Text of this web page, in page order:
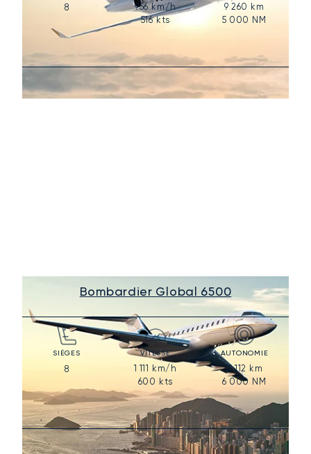
8 956km/h
516kts
9 260 km
5 000 NM
Bombardier Global 6500
SIÈGES
8
VITESSE
1 111 km/h
600 kts
AUTONOMIE
11 112 km
6 000 NM